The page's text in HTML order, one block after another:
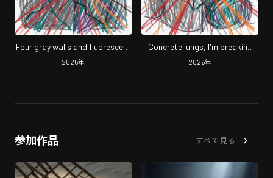
Four gray walls and fluorescent
light
2026年
Concrete lungs, I'm breaking
through
2026年
参加作品 すべて見る